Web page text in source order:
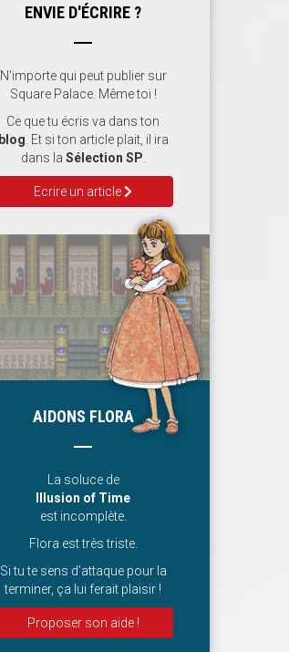
ENVIE D'ÉCRIRE ?
N'importe qui peut publier sur
Square Palace. Même toi !
Ce que tu écris va dans ton
blog . Et si ton article plait, il ira
dans la Sélection SP
Ecrire un article
AIDONS FLORA
La soluce de
Illusion of Time
est incomplète.
Flora est très triste.
Si tu te sens d’attaque pour la
terminer, ça lui ferait plaisir !
Proposer son aide !